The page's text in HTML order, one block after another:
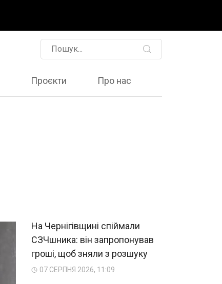
Проєкти Про нас
На Чернігівщині спіймали
СЗЧшника: він запропонував
гроші, щоб зняли з розшуку
07 СЕРПНЯ 2026, 11:09